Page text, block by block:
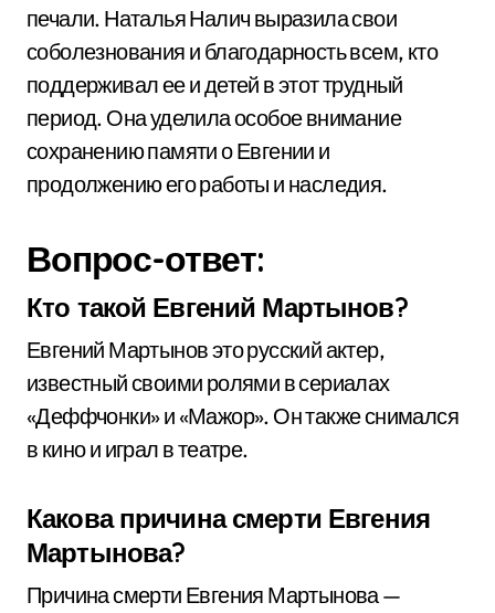
печали. Наталья Налич выразила свои
соболезнования и благодарность всем, кто
поддерживал ее и детей в этот трудный
период. Она уделила особое внимание
сохранению памяти о Евгении и
продолжению его работы и наследия.
Вопрос-ответ:
Кто такой Евгений Мартынов?
Евгений Мартынов это русский актер,
известный своими ролями в сериалах
«Деффчонки» и «Мажор». Он также снимался
в кино и играл в театре.
Какова причина смерти Евгения
Мартынова?
Причина смерти Евгения Мартынова —